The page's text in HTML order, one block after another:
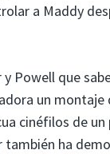
a Maddy
Powell que
un montaje
cinéfilos de
ha